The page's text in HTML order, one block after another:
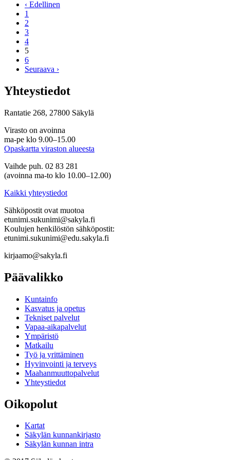
‹ Edellinen
1
2
3
4
5
6
Seuraava ›
Yhteystiedot
Rantatie 268, 27800 Säkylä
Virasto on avoinna
ma-pe klo 9.00–15.00
Opaskartta viraston alueesta
Vaihde puh. 02 83 281
(avoinna ma-to klo 10.00–12.00)
Kaikki yhteystiedot
Sähköpostit ovat muotoa
etunimi.sukunimi@sakyla.fi
Koulujen henkilöstön sähköpostit:
etunimi.sukunimi@edu.sakyla.fi
kirjaamo@sakyla.fi
Päävalikko
Kunta­info
Kasvatus ja opetus
Tekniset palvelut
Vapaa-aika­palvelut
Ympä­ristö
Mat­kailu
Työ ja yrittä­minen
Hyvinvointi ja terveys
Maahanmuuttopalvelut
Yhteystiedot
Oikopolut
Kartat
Säkylän kunnankirjasto
Säkylän kunnan intra